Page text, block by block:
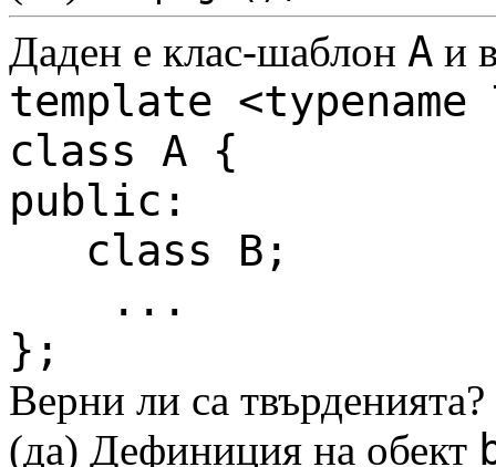
Даден е клас-шаблон A и
template <typename
class А {
public:
class B;
...
};
Верни ли са твърденията?
(да) Дефиниция на обект